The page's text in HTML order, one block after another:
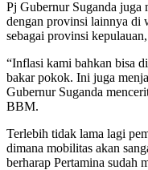
Pj Gubernur Suganda juga
dengan provinsi lainnya di
sebagai provinsi
“Inflasi kami bahkan bisa
bakar pokok. Ini juga
Gubernur Suganda
BBM.
Terlebih tidak lama lagi
dimana mobilitas akan
berharap Pertamina sudah